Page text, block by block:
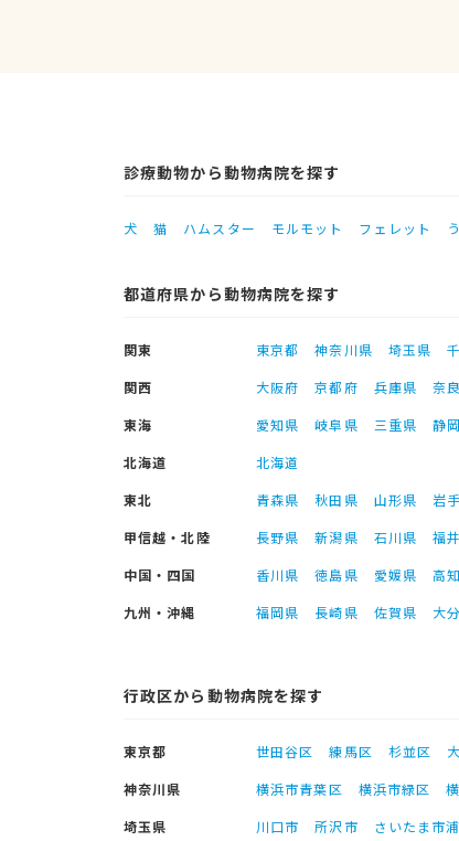
診療動物から動物病院を探す
犬 猫 ハムスター モルモット フェレット
都道府県から動物病院を探す
関東 東京都 神奈川県 埼玉県
関西
大阪府 京都府 兵庫県 奈
東海
愛知県 岐阜県 三重県
静
北海道
北海道
東北
青森県 秋田県 山形県 岩
甲信越・北陸
長野県 新潟県 石川県 福
中国・四国
香川県 徳島県 愛媛県 高
九州・沖縄
福岡県 長崎県 佐賀県 大
行政区から動物病院を探す
東京都 世田谷区 練馬区 杉並区
神奈川県
横浜市青葉区 横浜市緑区
埼玉県
川口市 所沢市 さいたま市